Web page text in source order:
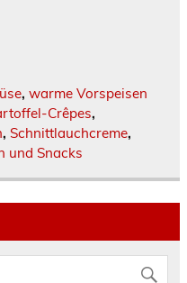
, warme Vorspeisen
Crêpes,
, Schnittlauchcreme,
und Snacks